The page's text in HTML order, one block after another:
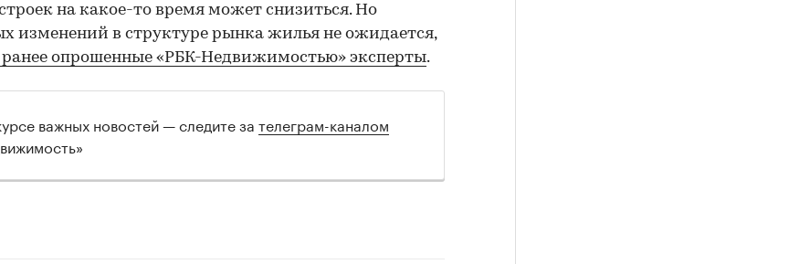
на какое-то время может снизиться. Но
изменений в структуре рынка жилья не ожидается,
ранее опрошенные «РБК-Недвижимостью» эксперты.
важных новостей — следите за телеграм-каналом